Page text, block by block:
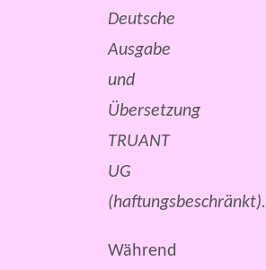
Deutsche
Ausgabe
und
Übersetzung
TRUANT
UG
(haftungsbeschränkt).
Während